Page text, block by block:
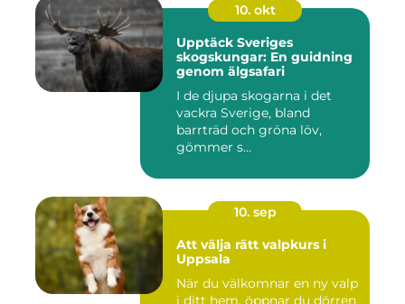
10. okt
Upptäck Sveriges
skogskungar: En guidning
genom älgsafari
I de djupa skogarna i det
vackra Sverige, bland
barrträd och gröna löv,
gömmer s...
10. sep
Att välja rätt valpkurs i
Uppsala
När du välkomnar en ny valp
i ditt hem, öppnar du dörren